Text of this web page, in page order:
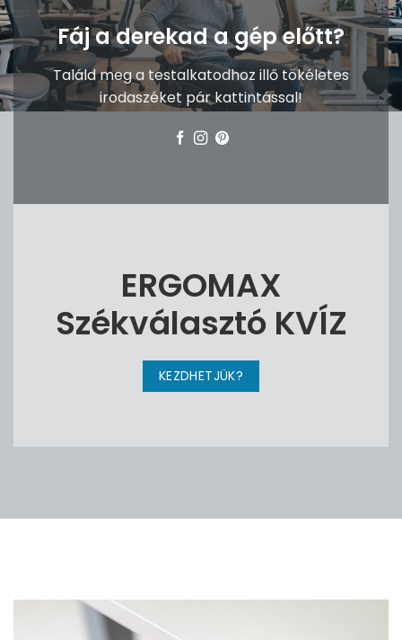
Fáj a derekad a gép előtt?
Találd meg a testalkatodhoz illő tökéletes
irodaszéket pár kattintással!
ERGOMAX
Székválasztó KVÍZ
KEZDHETJÜK?